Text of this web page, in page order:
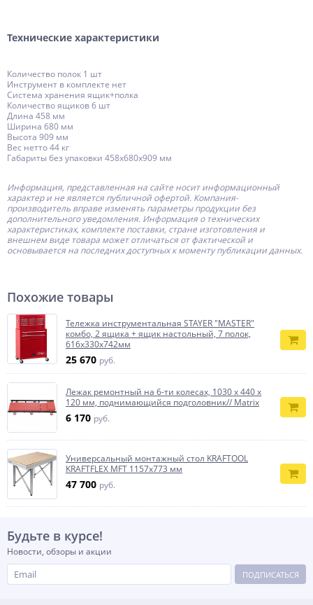
Технические характеристики
Количество полок 1 шт
Инструмент в комплекте нет
Система хранения ящик+полка
Количество ящиков 6 шт
Длина 458 мм
Ширина 680 мм
Высота 909 мм
Вес нетто 44 кг
Габариты без упаковки 458х680х909 мм
Информация, представленная на сайте носит информационный
характер и не является публичной офертой. Компания-
производитель вправе изменять параметры продукции без
дополнительного уведомления. Информация о технических
характеристиках, комплекте поставки, стране изготовления и
внешнем виде товара может отличаться от фактической и
основывается на последних доступных к моменту публикации данных.
Похожие товары
Тележка инструментальная STAYER ″MASTER″
комбо, 2 ящика + ящик настольный, 7 полок,
616х330х742мм
25 670 руб.
Лежак ремонтный на 6-ти колесах, 1030 х 440 х
120 мм, поднимающийся подголовник// Matrix
6 170 руб.
Универсальный монтажный стол KRAFTOOL
KRAFTFLEX MFT 1157x773 мм
47 700 руб.
Будьте в курсе!
Новости, обзоры и акции
ПОДПИСАТЬСЯ